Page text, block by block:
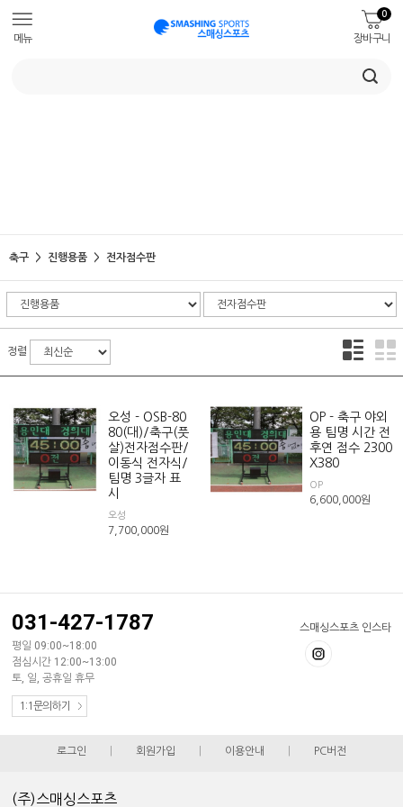
메뉴 장바구니
0
축구 진행용품 전자점수판
정렬
오성 - OSB-80
80(대)/축구(풋
살)전자점수판/
이동식 전자식/
팀명 3글자 표
시
오성
7,700,000원
OP - 축구 야외
용 팀명 시간 전
후연 점수 2300
X380
OP
6,600,000원
스매싱스포츠 인스타
031-427-1787
평일 09:00~18:00
점심시간 12:00~13:00
토, 일, 공휴일 휴무
1:1문의하기
로그인 회원가입 이용안내 PC버전
(주)스매싱스포츠